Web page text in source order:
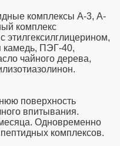
комплексы А-3, A-
комплекс
этилгексилглицерином,
камедь, ПЭГ-40,
чайного дерева,
поверхность
впитывания.
Одновременно
комплексов.